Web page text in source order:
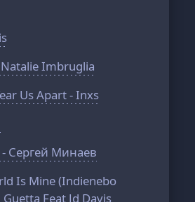
Imbruglia
Us Apart - Inxs
Сергей Минаев
Is Mine (Indienebo
Feat Jd Davis